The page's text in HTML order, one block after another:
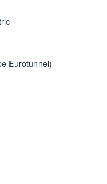
Eurotunnel)